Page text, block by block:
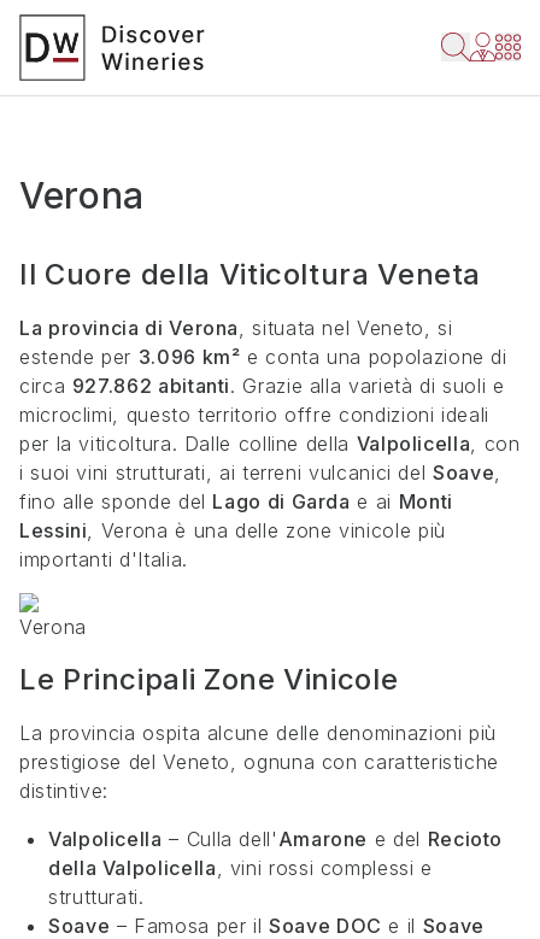
Verona
Il Cuore della Viticoltura Veneta
La provincia di Verona, situata nel Veneto, si
estende per 3.096 km² e conta una popolazione di
circa 927.862 abitanti. Grazie alla varietà di suoli e
microclimi, questo territorio offre condizioni ideali
per la viticoltura. Dalle colline della Valpolicella, con
i suoi vini strutturati, ai terreni vulcanici delSoave,
fino alle sponde del Lago di Garda e ai Monti
Lessini, Verona è una delle zone vinicole più
importanti d'Italia.
Verona
Le Principali Zone Vinicole
La provincia ospita alcune delle denominazioni più
prestigiose del Veneto, ognuna con caratteristiche
distintive:
Valpolicella – Culla dell' Amarone e del Recioto
della Valpolicella, vini rossi complessi e
strutturati.
Soave – Famosa per ilSoave DOC e il Soave